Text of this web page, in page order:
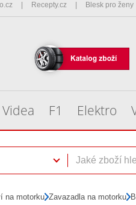
Recepty.cz Blesk pro ženy
Videa F1 Elektro
na motorku Zavazadla na motorku